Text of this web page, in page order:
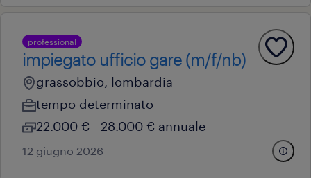
professional
impiegato ufficio gare (m/f/nb)
grassobbio, lombardia
tempo determinato
22.000 € - 28.000 € annuale
12 giugno 2026